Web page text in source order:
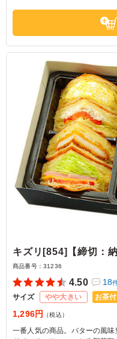
キズリ[854]【締切：
商品番号： 31236
4.50 18
サイズ やや大きい お茶付
1,296円 （税込）
一番人気の商品。バターの風